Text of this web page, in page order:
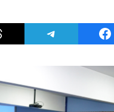
Share on ThreadsShare on